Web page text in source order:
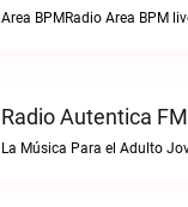
Area BPMRadio Area BPM
Radio Autentica